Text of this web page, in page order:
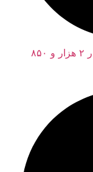
ارائه خدمات به دارندگان کالابرگ در ۲ هزار و ۸۵۰